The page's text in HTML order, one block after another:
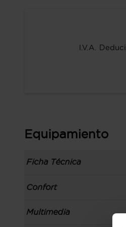
I.V.A.
Equipamiento
Ficha Técnica
Información de la
Carrocería tipo
Confort
Toma/s de 12v en
Control de crucero
Multimedia